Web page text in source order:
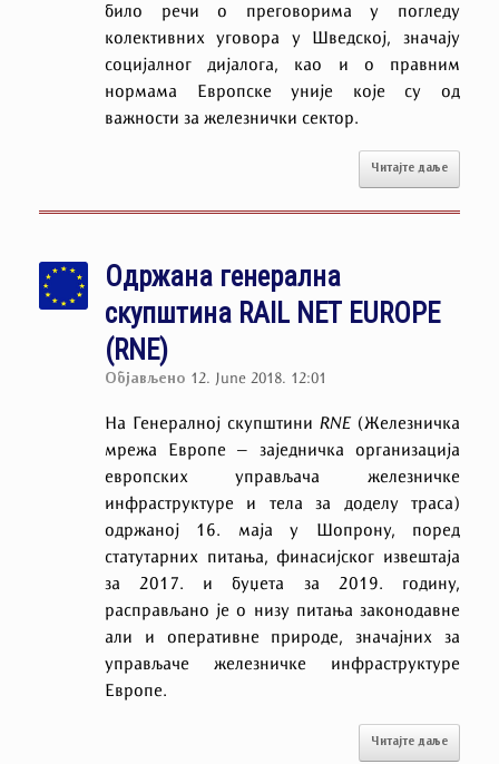
било речи о преговорима у погледу
колективних уговора у Шведској, значају
социјалног дијалога, као и о правним
нормама Европске уније које су од
важности за железнички сектор.
Читајте даље
Одржана генерална
скупштина RAIL NET EUROPE
(RNE)
Објављено 12. June 2018. 12:01
На Генералној скупштини RNE (Железничка
мрежа Европе – заједничка организација
европских управљача железничке
инфраструктуре и тела за доделу траса)
одржаној 16. маја у Шопрону, поред
статутарних питања, финасијског извештаја
за 2017. и буџета за 2019. годину,
расправљано је о низу питања законодавне
али и оперативне природе, значајних за
управљаче железничке инфраструктуре
Европе.
Читајте даље